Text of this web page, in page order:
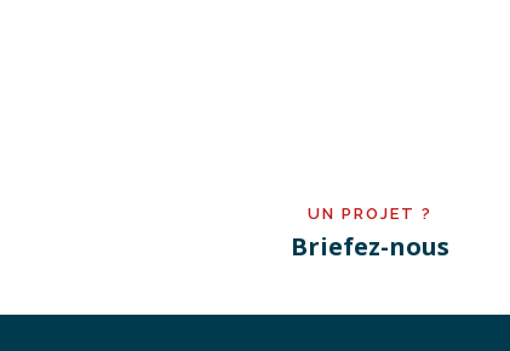
UN PROJET ?
Briefez-nous